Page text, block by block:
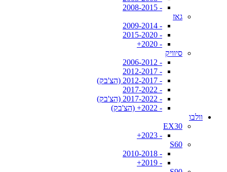
- 2008-2015
גאז
- 2009-2014
- 2015-2020
- 2020+
סיוויק
- 2006-2012
- 2012-2017
- 2012-2017 (הצ'בק)
- 2017-2022
- 2017-2022 (הצ'בק)
- 2022+ (הצ'בק)
וולבו
EX30
- 2023+
S60
- 2010-2018
- 2019+